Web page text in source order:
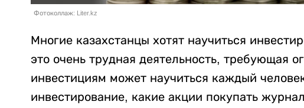
Фотоколлаж: Liter.kz
Многие казахстанцы хотят научиться
это очень трудная деятельность, требующая
инвестициям может научиться каждый
инвестирование, какие акции покупать